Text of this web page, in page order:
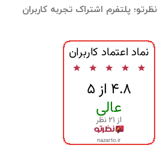
نظرتو؛ پلتفرم اشتراک تجربه کاربران